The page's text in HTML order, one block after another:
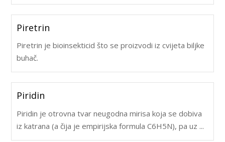
Piretrin
Piretrin je bioinsekticid što se proizvodi iz cvijeta biljke
buhač.
Piridin
Piridin je otrovna tvar neugodna mirisa koja se dobiva
iz katrana (a čija je empirijska formula C6H5N), pa uz ...